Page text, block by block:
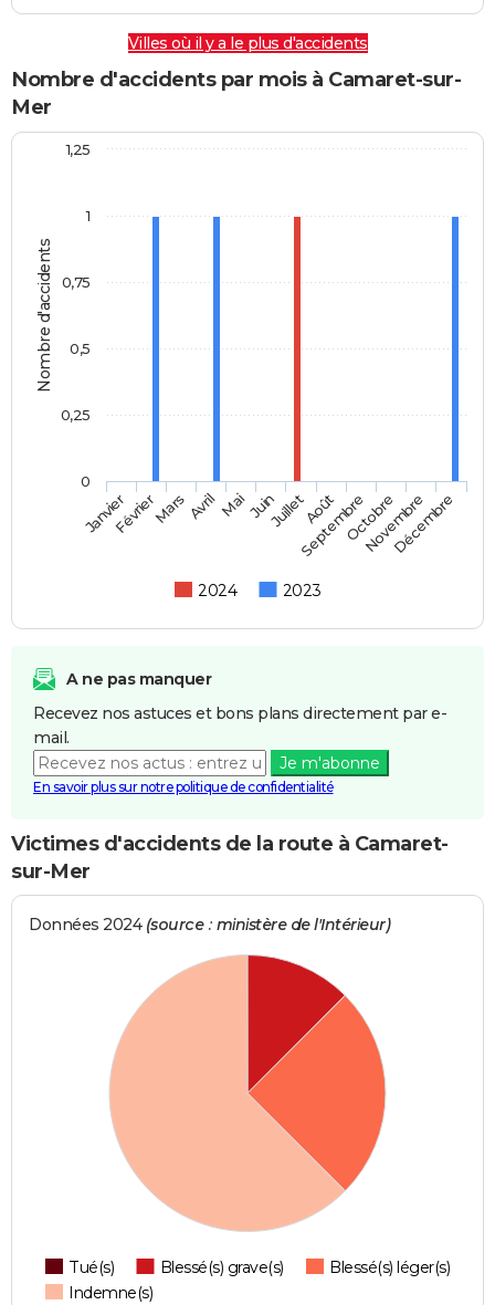
Villes où il y a le plus d'accidents
Nombre d'accidents par mois à Camaret-sur-
Mer
Nombre d'accidents
2024 2023
JanvierFévrierMars AvrilMaiJuinJuilletAoût
SeptembreOctobre
Novembre
Décembre
0
1
0,25
0,5
0,75
1,25
A ne pas manquer
Recevez nos astuces et bons plans directement par e-
mail.
Je m'abonne
En savoir plus sur notre politique de confidentialité
Victimes d'accidents de la route à Camaret-
sur-Mer
Données 2024 (source : ministère de l'Intérieur)
Tué(s) Blessé(s) grave(s)
Blessé(s) léger(s)
Indemne(s)